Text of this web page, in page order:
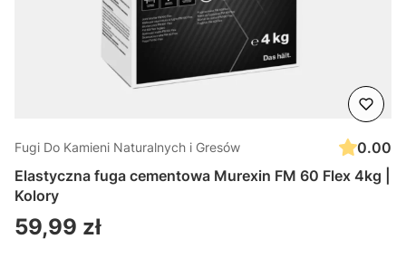
Fugi Do Kamieni Naturalnych i Gresów
0.00
Elastyczna fuga cementowa Murexin FM 60 Flex 4kg |
Kolory
Cena
59,99 zł